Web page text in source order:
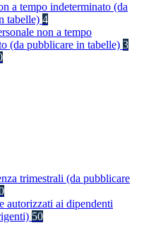
a tempo indeterminato (da
tabelle) 4
non a tempo
(da pubblicare in tabelle) 3
trimestrali (da pubblicare
autorizzati ai dipendenti
50